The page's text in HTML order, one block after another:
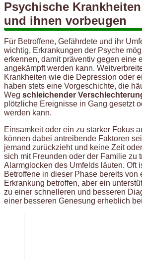
Psychische
und ihnen vorbeugen
Für Betroffene, Gefährdete und ihr
wichtig, Erkrankungen der Psyche
erkennen, damit präventiv gegen eine
angekämpft werden kann.
Krankheiten wie die Depression oder
haben stets eine Vorgeschichte, die
Weg schleichender
plötzliche Ereignisse in Gang gesetzt
werden kann.
Einsamkeit oder ein zu starker Fokus
können dabei antreibende Faktoren
jemand zurückzieht und keine Zeit
sich mit Freunden oder der Familie zu
Alarmglocken des Umfelds läuten. Oft
Betroffene in dieser Phase bereits von
Erkrankung betroffen, aber ein
zu einer schnelleren und besseren
einer besseren Genesung erheblich